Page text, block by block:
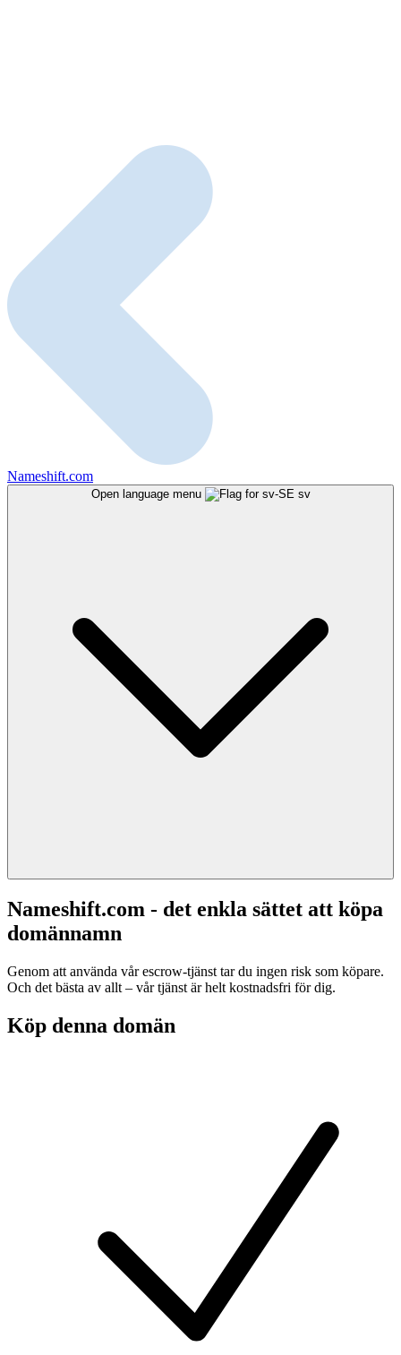
Nameshift.com
Open language menu sv
Nameshift.com - det enkla sättet att köpa
domännamn
Genom att använda vår escrow-tjänst tar du ingen risk som köpare.
Och det bästa av allt – vår tjänst är helt kostnadsfri för dig.
Köp denna domän